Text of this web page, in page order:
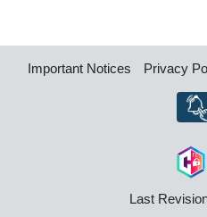
Important Notices Privacy
Last